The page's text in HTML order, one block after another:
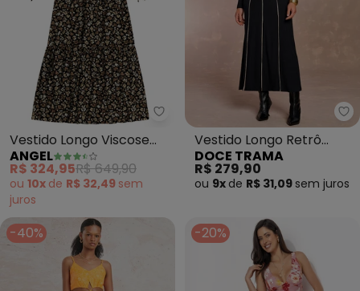
Angel - Vestido Longo Viscose
Vestido Longo Viscose
Lurex (Preto)
ANGEL
R$ 324,95R$ 649,90
ou 10x de R$ 32,49 sem
juros
Vestido Longo Retrô
Glam em Ribana (Preto)
DOCE TRAMA
R$ 279,90
ou 9x de R$ 31,09 sem juros
-40% -20%